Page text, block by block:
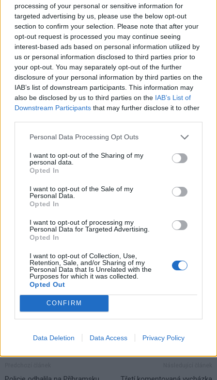
processing of your personal or sensitive information for
targeted advertising by us, please use the below opt-out
section to confirm your selection. Please note that after your
opt-out request is processed you may continue seeing
interest-based ads based on personal information utilized by
us or personal information disclosed to third parties prior to
your opt-out. You may separately opt-out of the further
disclosure of your personal information by third parties on the
IAB’s list of downstream participants. This information may
also be disclosed by us to third parties on the IAB’s List of
Downstream Participants that may further disclose it to other
Personal Data Processing Opt Outs
I want to opt-out of the Sharing of my
personal data.
Opted In
I want to opt-out of the Sale of my
Personal Data.
Opted In
I want to opt-out of processing my
Personal Data for Targeted Advertising.
Opted In
I want to opt-out of Collection, Use,
Retention, Sale, and/or Sharing of my
Personal Data that Is Unrelated with the
Purposes for which it was collected.
Opted Out
CONFIRM
Data Deletion Data Access Privacy Policy
Podle něj by město místo další regulace mělo spoléhat spíše na
ohleduplnost mezi sousedy.„Dobré vztahy nevybuduje přísnější
vyhláška, ale to, když se sami rozhodneme nespouštět sekačku
nebo pilu zrovna v době oběda či odpoledního odpočinku
Pokud zastupitelé návrh schválí, nová vyhláška nahradí
dosavadní obecně závaznou vyhlášku z roku 2022 a začala by
platit patnáctým dnem po jejím vyhlášení.
Komentáře
hluk Jan Konvalinka Marek Školoud
řezání dřeva
sekání trávy vyhláška zastupitelstvo